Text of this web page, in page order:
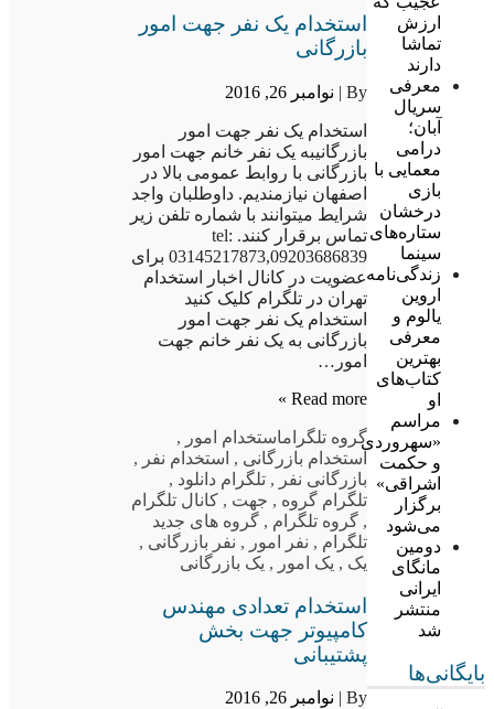
ارزش
تماشا
دارند
معرفی
سریال
آبان؛
درامی
معمایی با
بازی
درخشان
ستاره‌های
سینما
زندگی‌نامه
اروین
یالوم و
معرفی
بهترین
کتاب‌های
او
مراسم
«سهروردی
و حکمت
اشراقی»
برگزار
می‌شود
دومین
مانگای
ایرانی
منتشر
شد
بایگانی‌ها
استخدام یک نفر جهت امور
بازرگانی
By | نوامبر 26, 2016
استخدام یک نفر جهت امور
بازرگانیبه یک نفر خانم جهت امور
بازرگانی با روابط عمومی بالا در
اصفهان نیازمندیم. داوطلبان واجد
شرایط میتوانند با شماره تلفن زیر
تماس برقرار کنند. tel:
03145217873,09203686839 برای
عضویت در کانال اخبار استخدام
تهران در تلگرام کلیک کنید
استخدام یک نفر جهت امور
بازرگانی به یک نفر خانم جهت
امور…
Read more »
گروه تلگراماستخدام امور ,
استخدام بازرگانی , استخدام نفر ,
بازرگانی نفر , تلگرام دانلود ,
تلگرام گروه , جهت , کانال تلگرام
, گروه تلگرام , گروه های جدید
تلگرام , نفر امور , نفر بازرگانی ,
یک , یک امور , یک بازرگانی
استخدام تعدادی مهندس
کامپیوتر جهت بخش
پشتیبانی
By | نوامبر 26, 2016